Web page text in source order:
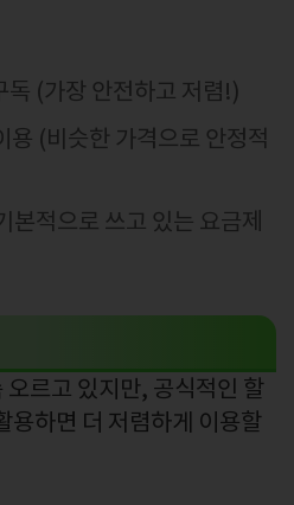
독 (가장 안전하고 저렴!)
(비슷한 가격으로 안정적
본적으로 쓰고 있는 요금제
오르고 있지만, 공식적인 할
용하면 더 저렴하게 이용할